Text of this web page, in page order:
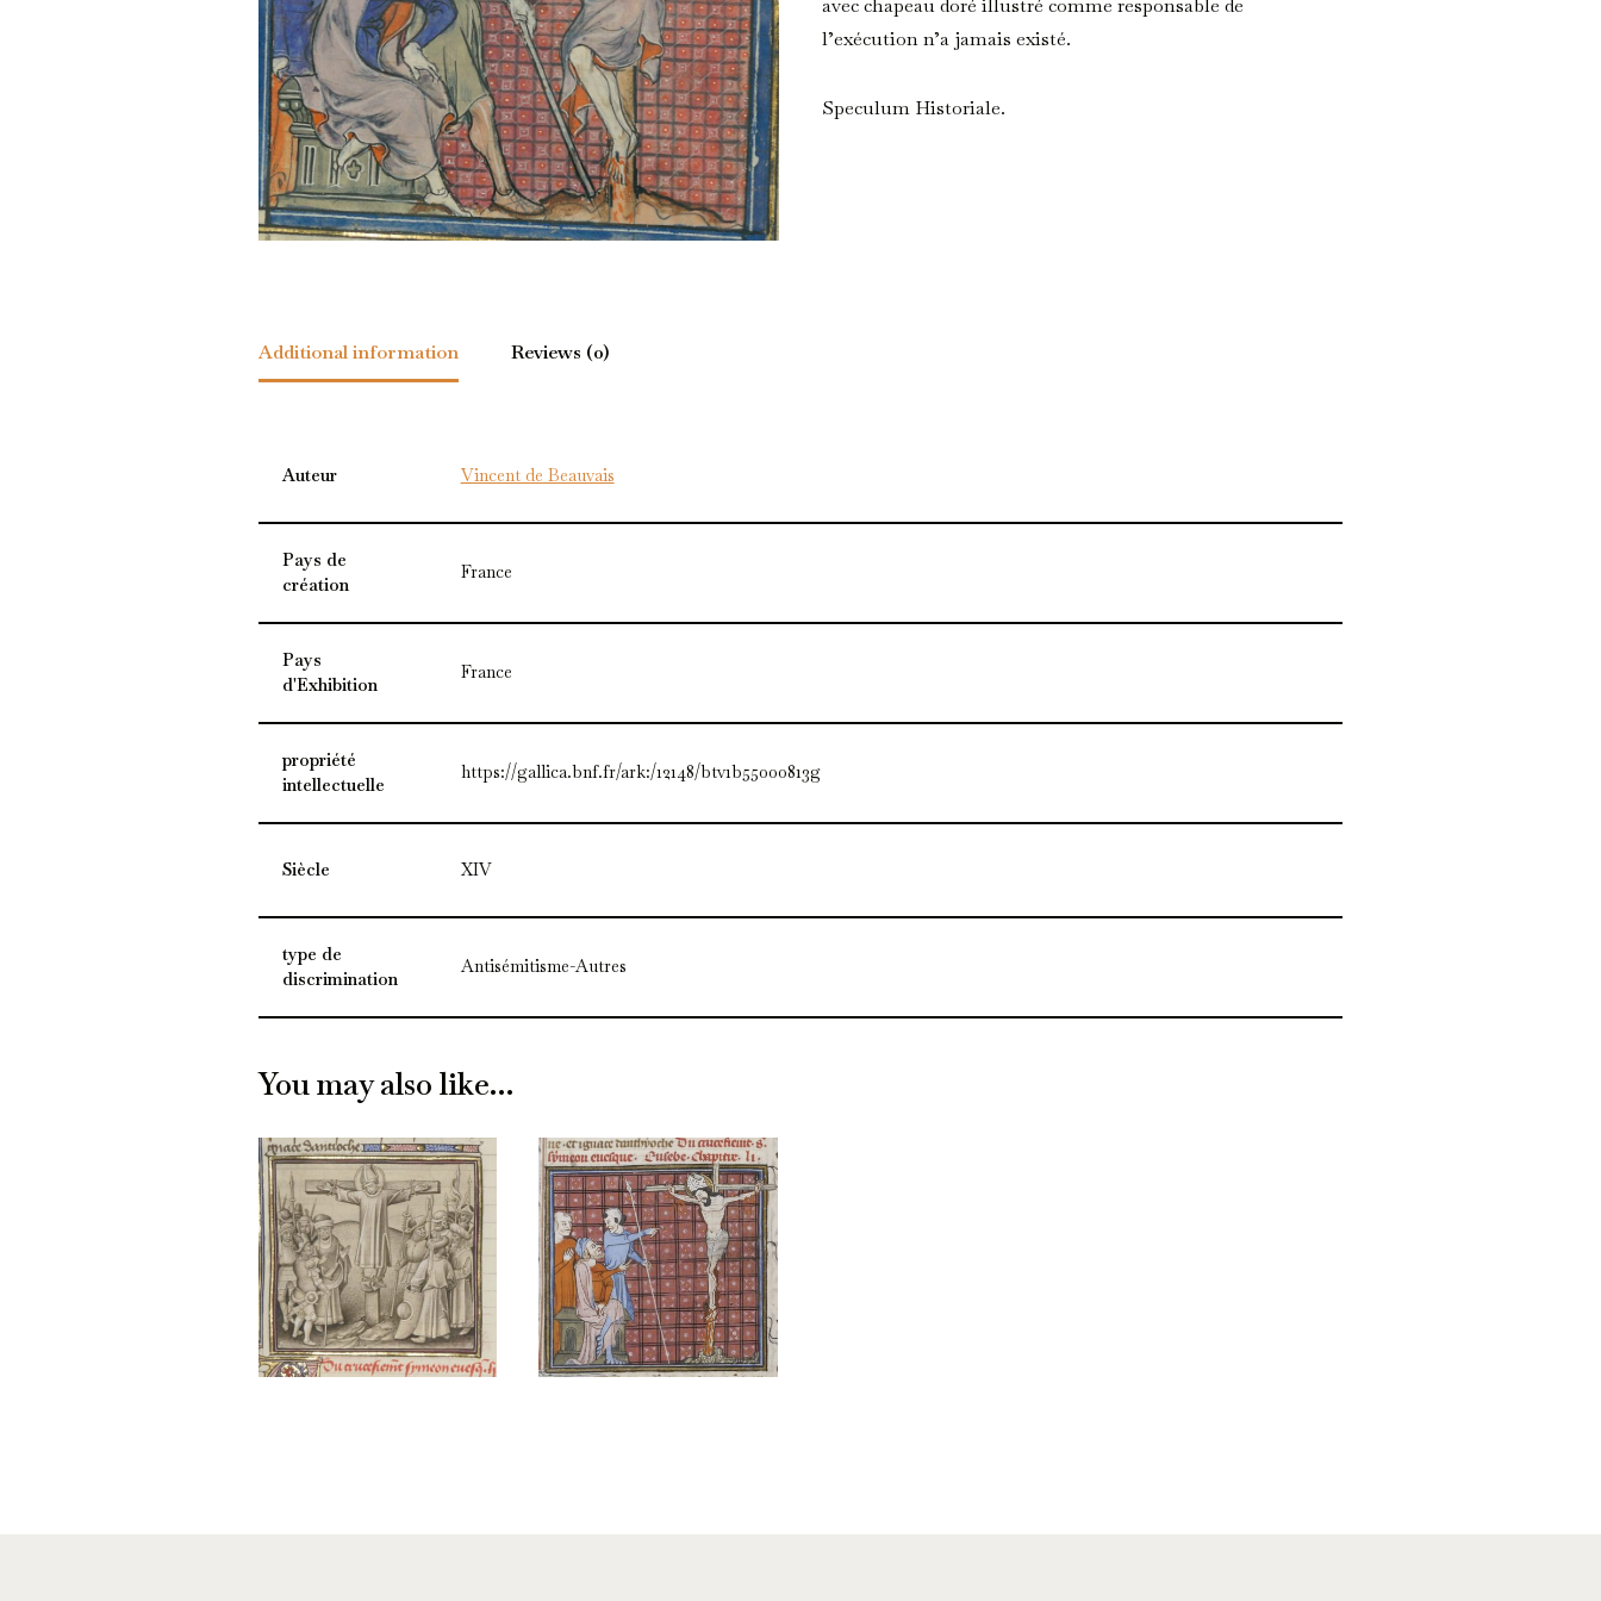
l’exécution n’a jamais existé.
Speculum Historiale.
Additional information Reviews (0)
Auteur Vincent de Beauvais
Pays de
création
France
Pays
d'Exhibition
France
propriété
intellectuelle
https://gallica.bnf.fr/ark:/12148/btv1b55000813g
Siècle XIV
type de
discrimination
Antisémitisme-Autres
You may also like…